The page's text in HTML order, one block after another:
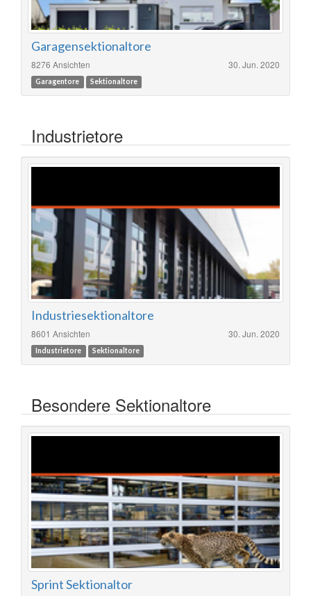
Garagensektionaltore
8276 Ansichten 30. Jun. 2020
Garagentore Sektionaltore
Industrietore
Industriesektionaltore
8601 Ansichten 30. Jun. 2020
Industrietore Sektionaltore
Besondere Sektionaltore
Sprint Sektionaltor